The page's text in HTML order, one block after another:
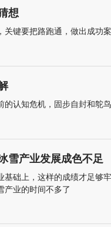
想
关键要把路跑通，做出成功
的认知危机，固步自封和鸵
雪产业发展成色不足
础上，这样的成绩才足够
产业的时间不多了